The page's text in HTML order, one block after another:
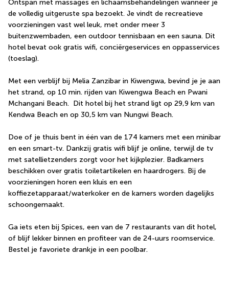
Ontspan met massages en lichaamsbehandelingen wanneer je
de volledig uitgeruste spa bezoekt. Je vindt de recreatieve
voorzieningen vast wel leuk, met onder meer 3
buitenzwembaden, een outdoor tennisbaan en een sauna. Dit
hotel bevat ook gratis wifi, conciërgeservices en oppasservices
(toeslag).
Met een verblijf bij Melia Zanzibar in Kiwengwa, bevind je je aan
het strand, op 10 min. rijden van Kiwengwa Beach en Pwani
Mchangani Beach.  Dit hotel bij het strand ligt op 29,9 km van
Kendwa Beach en op 30,5 km van Nungwi Beach.
Doe of je thuis bent in één van de 174 kamers met een minibar
en een smart-tv. Dankzij gratis wifi blijf je online, terwijl de tv
met satellietzenders zorgt voor het kijkplezier. Badkamers
beschikken over gratis toiletartikelen en haardrogers. Bij de
voorzieningen horen een kluis en een
koffiezetapparaat/waterkoker en de kamers worden dagelijks
schoongemaakt.
Ga iets eten bij Spices, een van de 7 restaurants van dit hotel,
of blijf lekker binnen en profiteer van de 24-uurs roomservice.
Bestel je favoriete drankje in een poolbar.